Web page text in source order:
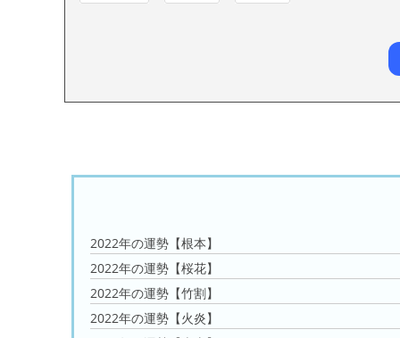
2022年の運勢【根本】
2022年の運勢【桜花】
2022年の運勢【竹割】
2022年の運勢【火炎】